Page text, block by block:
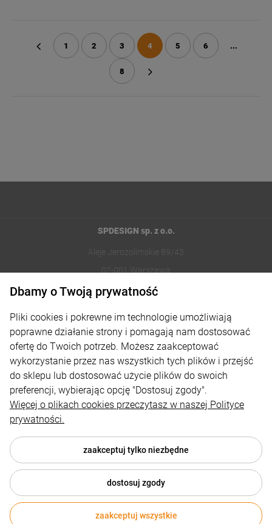
1 2 3 4 5 6 ...
8
SPDESIGN sp. z o.o.
Aleje Jerozolimskie 89/43
02-001 Warszawa
sklep@reklamydrukarnia.pl
Moje konto
Płatności i dostawa
Informacje
© 2026 reklamydrukarnia.pl . Wszelkie prawa zastrzeżone.
Shoper.pl
Dbamy o Twoją prywatność
Pliki cookies i pokrewne im technologie umożliwiają
poprawne działanie strony i pomagają nam dostosować
ofertę do Twoich potrzeb. Możesz zaakceptować
wykorzystanie przez nas wszystkich tych plików i przejść
do sklepu lub dostosować użycie plików do swoich
preferencji, wybierając opcję "Dostosuj zgody".
Więcej o plikach cookies przeczytasz w naszej Polityce
prywatności.
zaakceptuj tylko niezbędne
dostosuj zgody
zaakceptuj wszystkie